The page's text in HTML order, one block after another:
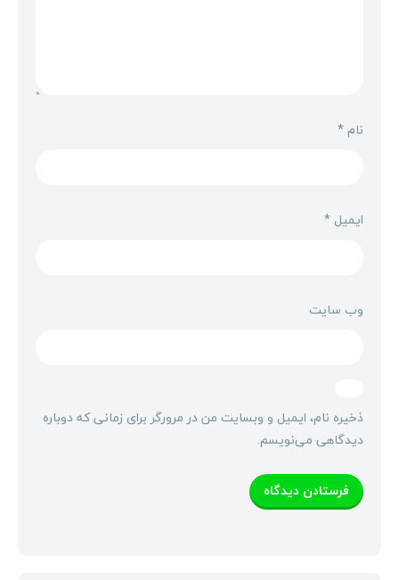
نام*
ایمیل *
وب‌ سایت
ذخیره نام، ایمیل و وبسایت من در مرورگر برای زمانی که دوباره
دیدگاهی می‌نویسم.